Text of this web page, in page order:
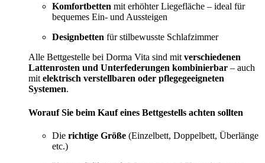
Komfortbetten mit erhöhter Liegefläche – ideal für
bequemes Ein- und Aussteigen
Designbetten für stilbewusste Schlafzimmer
Alle Bettgestelle bei Dorma Vita sind mit verschiedenen
Lattenrosten und Unterfederungen kombinierbar – auch
mit elektrisch verstellbaren oder pflegegeeigneten
Systemen.
Worauf Sie beim Kauf eines Bettgestells achten sollten
Die richtige Größe (Einzelbett, Doppelbett, Überlänge
etc.)